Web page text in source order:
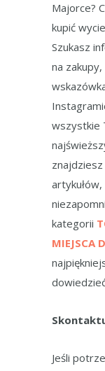
Majorce?
kupić
Szukasz
na
wszystkie
kategorii
MIEJSCA
Jeśli